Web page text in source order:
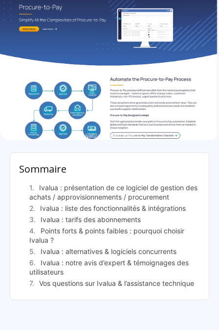
Ivalua: présentation
Sommaire
Ivalua : présentation de ce logiciel de gestion des
achats / approvisionnements / procurement
Ivalua : liste des fonctionnalités & intégrations
Ivalua : tarifs des abonnements
Points forts & points faibles : pourquoi choisir
Ivalua ?
Ivalua : alternatives & logiciels concurrents
Ivalua : notre avis d’expert & témoignages des
utilisateurs
Vos questions sur Ivalua & l’assistance technique